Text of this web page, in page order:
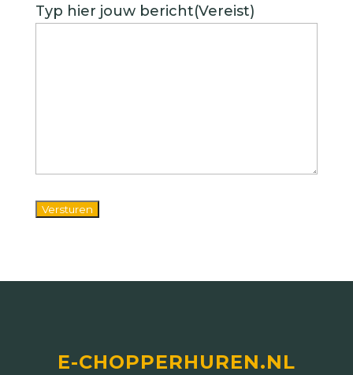
Typ hier jouw bericht(Vereist)
E-CHOPPERHUREN.NL